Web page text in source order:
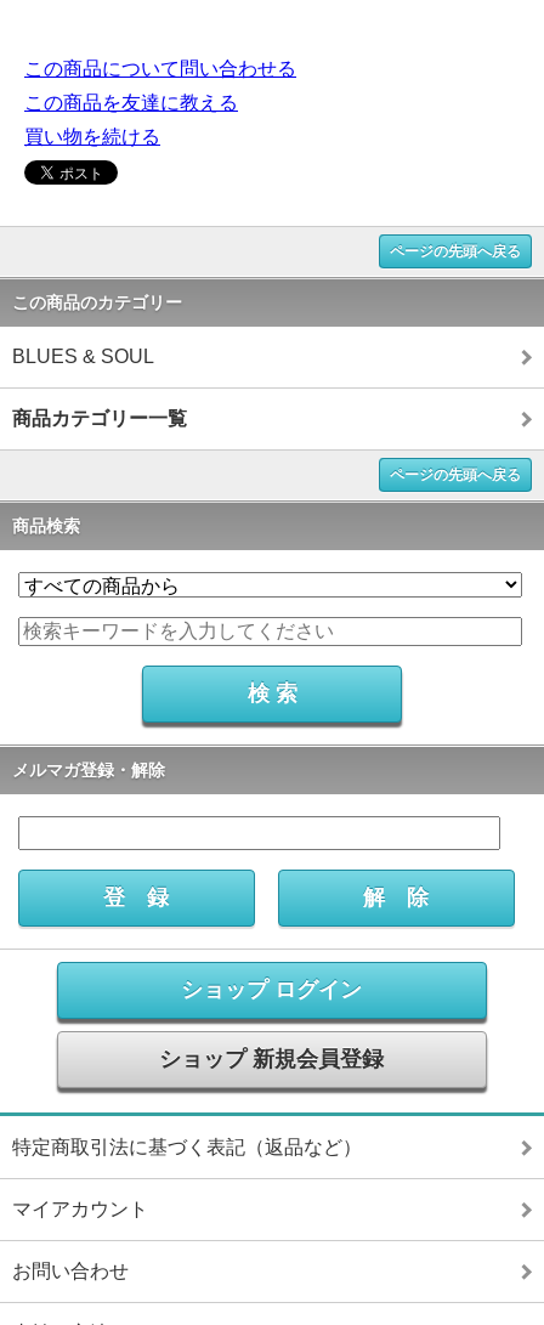
この商品について問い合わせる
この商品を友達に教える
買い物を続ける
ページの先頭へ戻る
この商品のカテゴリー
BLUES & SOUL
商品カテゴリー一覧
ページの先頭へ戻る
商品検索
メルマガ登録・解除
ショップ ログイン
ショップ 新規会員登録
特定商取引法に基づく表記（返品など）
マイアカウント
お問い合わせ